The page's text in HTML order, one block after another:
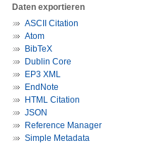
Daten exportieren
ASCII Citation
Atom
BibTeX
Dublin Core
EP3 XML
EndNote
HTML Citation
JSON
Reference Manager
Simple Metadata